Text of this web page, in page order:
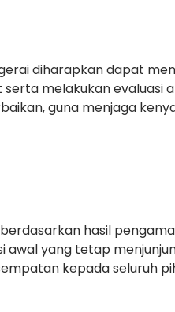
diharapkan dapat
melakukan evaluasi
guna menjaga
berdasarkan hasil
awal yang tetap
kepada seluruh